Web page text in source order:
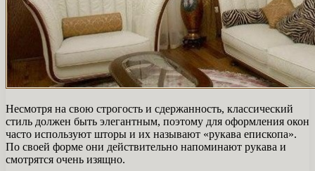
Несмотря на свою строгость и сдержанность, классический
стиль должен быть элегантным, поэтому для оформления окон
часто используют шторы и их называют «рукава епископа».
По своей форме они действительно напоминают рукава и
смотрятся очень изящно.